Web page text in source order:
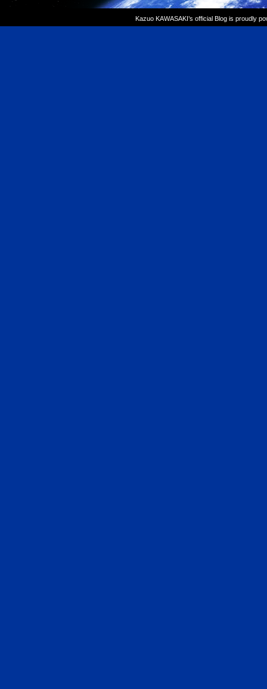
Kazuo KAWASAKI’s official Blog is proudly